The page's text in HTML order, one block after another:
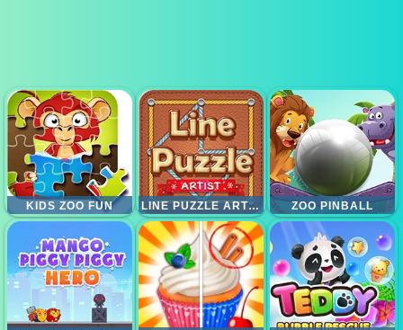
KIDS ZOO FUN LINE PUZZLE ARTIST ZOO PINBALL